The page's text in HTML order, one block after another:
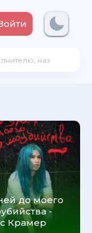
до моего
-
Крамер